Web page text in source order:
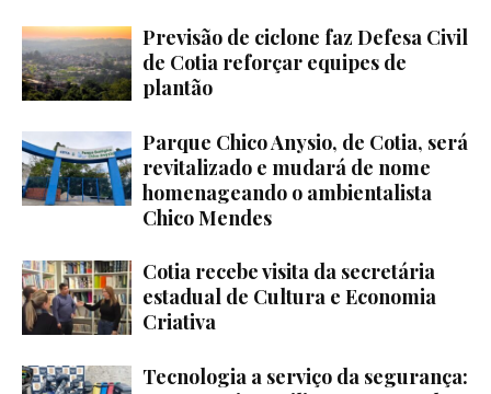
Previsão de ciclone faz Defesa Civil
de Cotia reforçar equipes de
plantão
Parque Chico Anysio, de Cotia, será
revitalizado e mudará de nome
homenageando o ambientalista
Chico Mendes
Cotia recebe visita da secretária
estadual de Cultura e Economia
Criativa
Tecnologia a serviço da segurança: